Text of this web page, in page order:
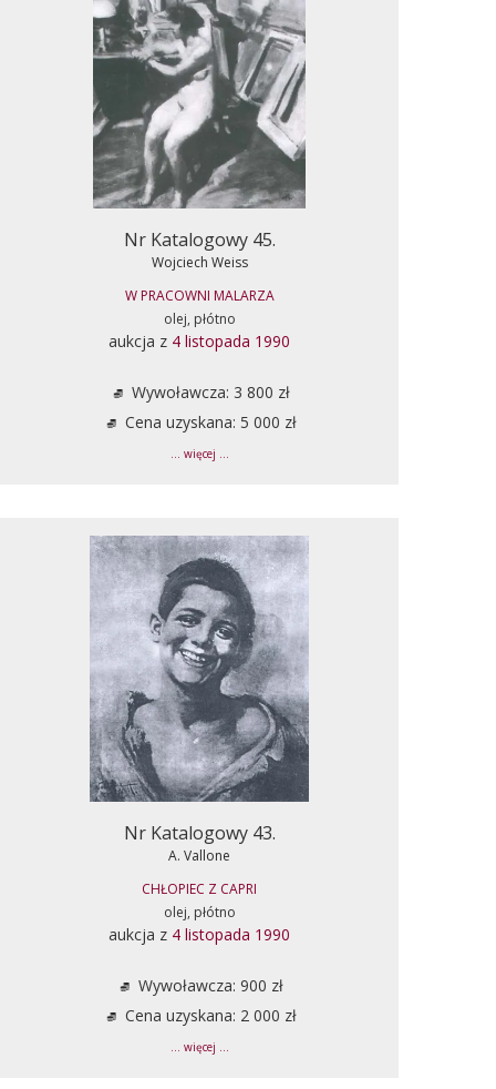
Nr Katalogowy 45.
Wojciech Weiss
W PRACOWNI MALARZA
olej, płótno
aukcja z 4 listopada 1990
Wywoławcza: 3 800 zł
Cena uzyskana: 5 000 zł
... więcej ...
Nr Katalogowy 43.
A. Vallone
CHŁOPIEC Z CAPRI
olej, płótno
aukcja z 4 listopada 1990
Wywoławcza: 900 zł
Cena uzyskana: 2 000 zł
... więcej ...